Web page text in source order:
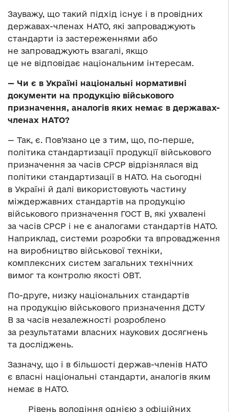
Зауважу, що такий підхід існує і в провідних
державах-членах НАТО, які запроваджують
стандарти із застереженнями або
не запроваджують взагалі, якщо
це не відповідає національним інтересам.
— Чи є в Україні національні нормативні
документи на продукцію військового
призначення, аналогів яких немає в державах-
членах НАТО?
— Так, є. Пов’язано це з тим, що, по-перше,
політика стандартизації продукції військового
призначення за часів СРСР відрізнялася від
політики стандартизації в НАТО. На сьогодні
в Україні й далі використовують частину
міждержавних стандартів на продукцію
військового призначення ГОСТ В, які ухвалені
за часів СРСР і не є аналогами стандартів НАТО.
Наприклад, системи розробки та впровадження
на виробництво військової техніки,
комплексних систем загальних технічних
вимог та контролю якості ОВТ.
По-друге, низку національних стандартів
на продукцію військового призначення ДСТУ
В за часів незалежності розроблено
за результатами власних наукових досягнень
та досліджень.
Зазначу, що і в більшості держав-членів НАТО
є власні національні стандарти, аналогів яким
немає в НАТО.
Рівень володіння однією з офіційних